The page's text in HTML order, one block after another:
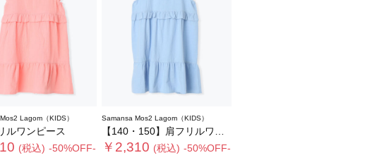
Lagom（KIDS）
ルワンピース
(税込) -50%OFF-
Samansa Mos2 Lagom（KIDS）
【140・150】肩フリルワンピース
￥2,310 (税込) -50%OFF-